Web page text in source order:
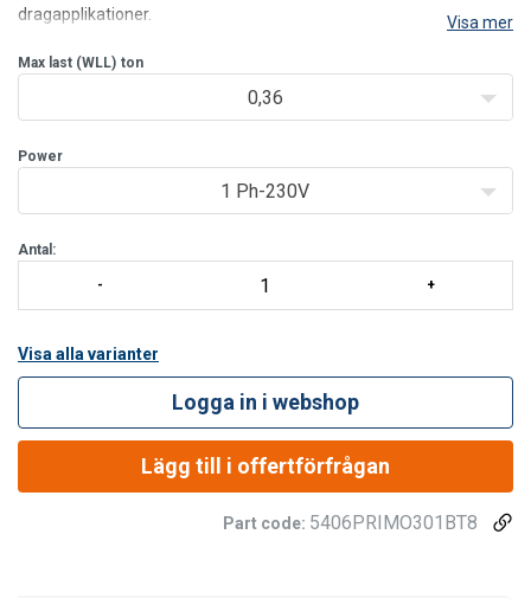
dragapplikationer.
Iläggning/upptagning av fritidsbåtar
Visa mer
Max last (WLL) ton
0,36
Power
1 Ph-230V
Antal:
Visa alla varianter
Logga in i webshop
Lägg till i offertförfrågan
Part code: 5406PRIMO301BT8